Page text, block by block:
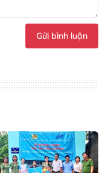
Gửi bình luận